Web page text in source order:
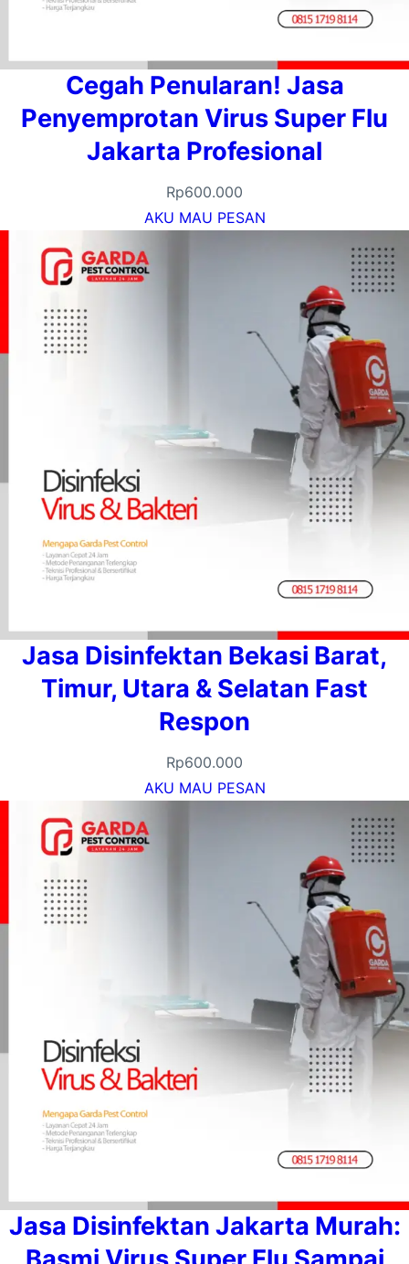
Cegah Penularan! Jasa
Penyemprotan Virus Super Flu
Jakarta Profesional
Rp600.000
AKU MAU PESAN
Jasa Disinfektan Bekasi Barat,
Timur, Utara & Selatan Fast
Respon
Rp600.000
AKU MAU PESAN
Jasa Disinfektan Jakarta Murah: